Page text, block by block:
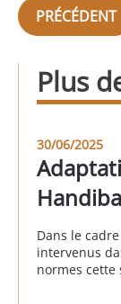
PRÉCÉDENT
Plus
30/06/2025
Dans le
intervenus
normes cette